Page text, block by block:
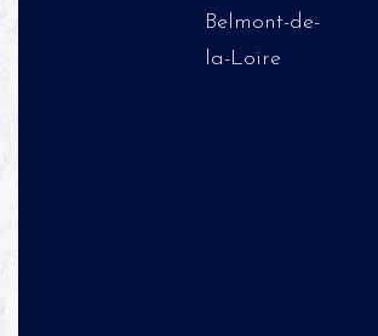
Belmont-de-
la-Loire